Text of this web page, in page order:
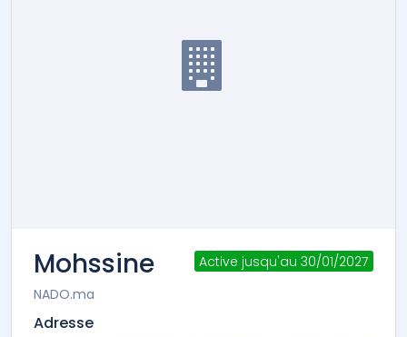
Mohssine
NADO.ma
Active jusqu'au 30/01/2027
Adresse